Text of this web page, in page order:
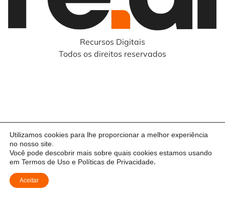
Recursos Digitais
Todos os direitos reservados
Utilizamos cookies para lhe proporcionar a melhor experiência
no nosso site.
Você pode descobrir mais sobre quais cookies estamos usando
em Termos de Uso e Políticas de Privacidade.
Aceitar